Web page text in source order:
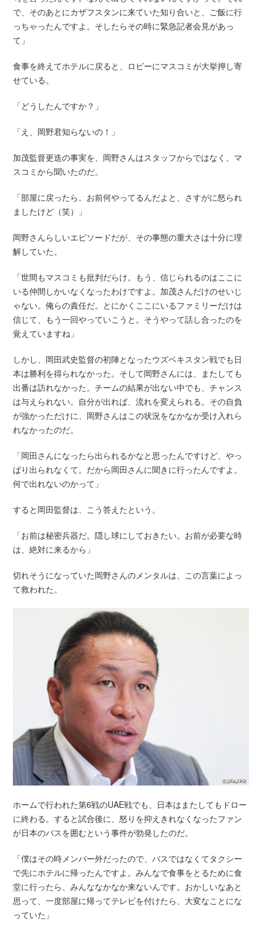
で、そのあとにカザフスタンに来ていた知り合いと、ご飯に行
っちゃったんですよ。そしたらその時に緊急記者会見があっ
て」
食事を終えてホテルに戻ると、ロビーにマスコミが大挙押し寄
せている。
「どうしたんですか？」
「え、岡野君知らないの！」
加茂監督更迭の事実を、岡野さんはスタッフからではなく、マ
スコミから聞いたのだ。
「部屋に戻ったら。お前何やってるんだよと、さすがに怒られ
ましたけど（笑）」
岡野さんらしいエピソードだが、その事態の重大さは十分に理
解していた。
「世間もマスコミも批判だらけ。もう、信じられるのはここに
いる仲間しかいなくなったわけですよ。加茂さんだけのせいじ
ゃない。俺らの責任だ。とにかくここにいるファミリーだけは
信じて、もう一回やっていこうと。そうやって話し合ったのを
覚えていますね」
しかし、岡田武史監督の初陣となったウズベキスタン戦でも日
本は勝利を得られなかった。そして岡野さんには、またしても
出番は訪れなかった。チームの結果が出ない中でも、チャンス
は与えられない。自分が出れば、流れを変えられる。その自負
が強かっただけに、岡野さんはこの状況をなかなか受け入れら
れなかったのだ。
「岡田さんになったら出られるかなと思ったんですけど、やっ
ぱり出られなくて。だから岡田さんに聞きに行ったんですよ。
何で出れないのかって」
すると岡田監督は、こう答えたという。
「お前は秘密兵器だ。隠し球にしておきたい。お前が必要な時
は、絶対に来るから」
切れそうになっていた岡野さんのメンタルは、この言葉によっ
て救われた。
ホームで行われた第6戦のUAE戦でも、日本はまたしてもドロー
に終わる。すると試合後に、怒りを抑えきれなくなったファン
が日本のバスを囲むという事件が勃発したのだ。
「僕はその時メンバー外だったので、バスではなくてタクシー
で先にホテルに帰ったんですよ。みんなで食事をとるために食
堂に行ったら、みんななかなか来ないんです。おかしいなあと
思って、一度部屋に帰ってテレビを付けたら、大変なことにな
っていた」